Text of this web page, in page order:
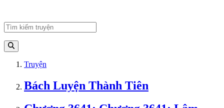
Truyện
Bách Luyện Thành Tiên